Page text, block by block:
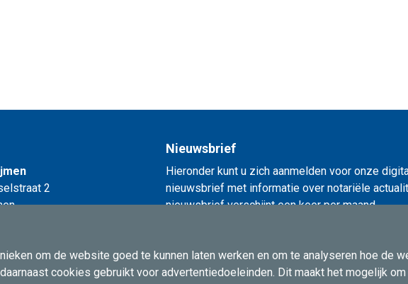
2
Nieuwsbrief
Hieronder kunt u zich aanmelden voor onze
nieuwsbrief met informatie over notariële
nieuwsbrief verschijnt een keer per maand.
Schrijf u in voor de nieuwsbrief
om de website goed te kunnen laten werken en om te analyseren hoe de
cookies gebruikt voor advertentiedoeleinden. Dit maakt het mogelijk om